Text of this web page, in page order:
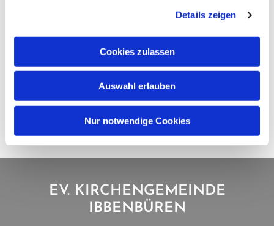
Details zeigen
Cookies zulassen
Auswahl erlauben
Nur notwendige Cookies
EV. KIRCHENGEMEINDE
IBBENBÜREN